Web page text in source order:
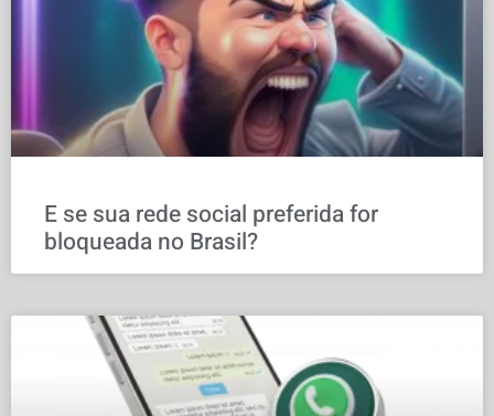
E se sua rede social preferida for
bloqueada no Brasil?